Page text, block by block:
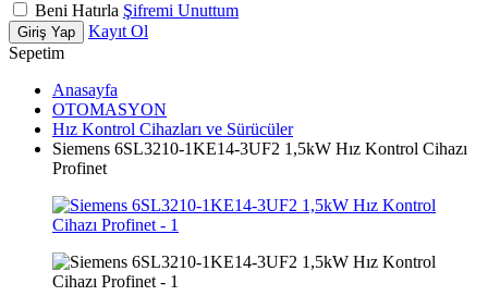
Beni Hatırla Şifremi Unuttum
Giriş Yap
Kayıt Ol
Sepetim
Anasayfa
OTOMASYON
Hız Kontrol Cihazları ve Sürücüler
Siemens 6SL3210-1KE14-3UF2 1,5kW Hız Kontrol Cihazı
Profinet